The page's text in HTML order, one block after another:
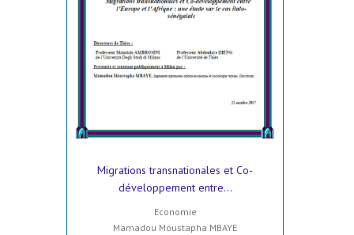
Migrations transnationales et Co-
développement entre...
Economie
Mamadou Moustapha MBAYE